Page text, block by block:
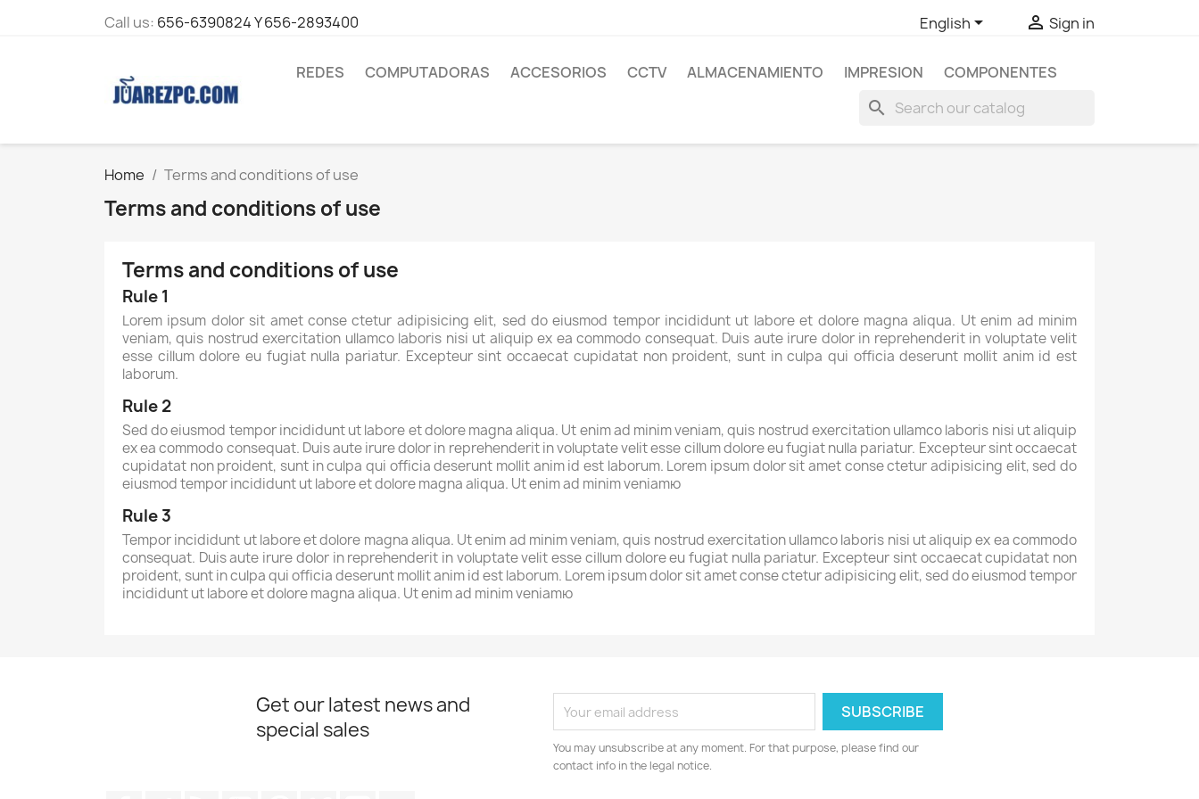
Call us: 656-6390824 Y 656-2893400 English  Sign in
REDES COMPUTADORAS ACCESORIOS CCTV ALMACENAMIENTO IMPRESION COMPONENTES
search
Home Terms and conditions of use
Terms and conditions of use
Terms and conditions of use
Rule 1
Lorem ipsum dolor sit amet conse ctetur adipisicing elit, sed do eiusmod tempor incididunt ut labore et dolore magna aliqua. Ut enim ad minim
veniam, quis nostrud exercitation ullamco laboris nisi ut aliquip ex ea commodo consequat. Duis aute irure dolor in reprehenderit in voluptate velit
esse cillum dolore eu fugiat nulla pariatur. Excepteur sint occaecat cupidatat non proident, sunt in culpa qui officia deserunt mollit anim id est
laborum.
Rule 2
Sed do eiusmod tempor incididunt ut labore et dolore magna aliqua. Ut enim ad minim veniam, quis nostrud exercitation ullamco laboris nisi ut aliquip
ex ea commodo consequat. Duis aute irure dolor in reprehenderit in voluptate velit esse cillum dolore eu fugiat nulla pariatur. Excepteur sint occaecat
cupidatat non proident, sunt in culpa qui officia deserunt mollit anim id est laborum. Lorem ipsum dolor sit amet conse ctetur adipisicing elit, sed do
eiusmod tempor incididunt ut labore et dolore magna aliqua. Ut enim ad minim veniamю
Rule 3
Tempor incididunt ut labore et dolore magna aliqua. Ut enim ad minim veniam, quis nostrud exercitation ullamco laboris nisi ut aliquip ex ea commodo
consequat. Duis aute irure dolor in reprehenderit in voluptate velit esse cillum dolore eu fugiat nulla pariatur. Excepteur sint occaecat cupidatat non
proident, sunt in culpa qui officia deserunt mollit anim id est laborum. Lorem ipsum dolor sit amet conse ctetur adipisicing elit, sed do eiusmod tempor
incididunt ut labore et dolore magna aliqua. Ut enim ad minim veniamю
Get our latest news and
special sales
You may unsubscribe at any moment. For that purpose, please find our
contact info in the legal notice.